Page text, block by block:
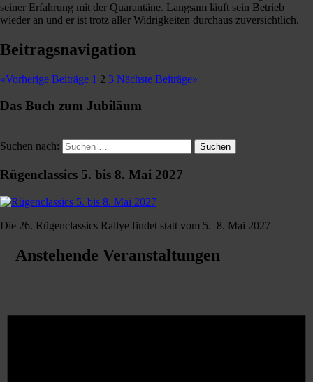
seiner Erfahrung mit der Quarantäne. Langsam läuft sein Betrieb
wieder an und er ist trotz aller Widrigkeiten durchaus zuversichtlich.
Beitragsnavigation
«Vorherige Beiträge 1 2 3 Nächste Beiträge»
Das Buch zum Jubiläum
Suchen nach: Suchen
Rügenclassics 5. bis 8. Mai 2027
Die 26. Rügenclassics Rallye findet statt vom 5.–8. Mai 2027
Anstehende Veranstaltungen